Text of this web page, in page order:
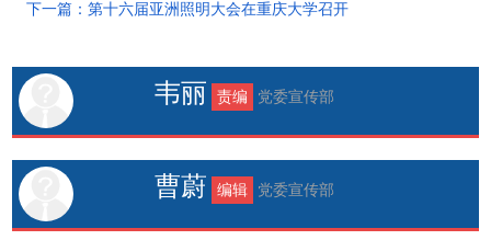
下一篇：第十六届亚洲照明大会在重庆大学召开
韦丽 责编 党委宣传部
曹蔚 编辑 党委宣传部